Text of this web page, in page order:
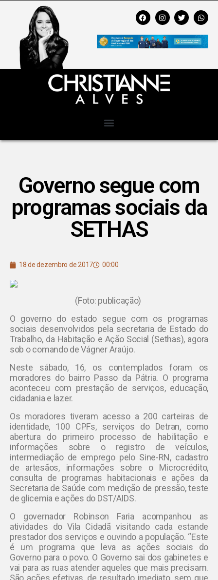
Governo segue com
programas sociais da
SETHAS
18 de dezembro de 2017 00:00
(Foto: publicação)
O governo do estado segue com os programas
sociais desenvolvidos pela secretaria de Estado do
Trabalho, da Habitação e Ação Social (Sethas), agora
sob o comando de Vágner Araújo.
Neste sábado, 16, os contemplados foram os
moradores do bairro Passo da Pátria. O programa
aconteceu com prestação de serviços, educação,
cidadania e lazer.
Os moradores tiveram acesso a 200 carteiras de
identidade, 100 CPFs, serviços do Detran, como
abertura do primeiro processo de habilitação e
informações sobre o registro de veículos,
intermediação de emprego pelo Sine-RN, cadastro
de artesãos, informações sobre o Microcrédito,
consulta de programas habitacionais e ações da
Secretaria de Saúde com medição de pressão, teste
de glicemia e ações do DST/AIDS.
O governador Robinson Faria acompanhou as
atividades do Vila Cidadã visitando cada estande
prestador dos serviços e ouvindo a população. “Este
é um programa que leva as ações sociais do
Governo para o povo. O Governo sai dos gabinetes e
vai para as ruas atender aqueles que mais precisam.
São ações efetivas, de resultado imediato, sem que